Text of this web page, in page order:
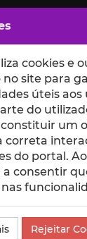
e
Rui
cookies e
no site para
úteis aos
do
um
correta
do portal.
consentir
Rejeitar